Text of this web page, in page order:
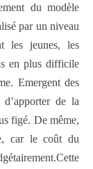
du modèle
par un niveau
les jeunes, les
en plus difficile
Emergent des
de la
figé. De même,
car le coût du